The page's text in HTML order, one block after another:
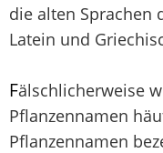
die alten Sprachen
Latein und
Fälschlicherweise
Pflanzennamen
Pflanzennamen